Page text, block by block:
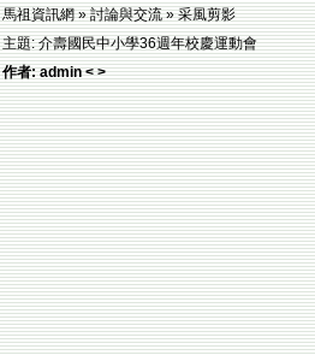
馬祖資訊網 » 討論與交流 » 采風剪影
主題: 介壽國民中小學36週年校慶運動會
作者: admin < >